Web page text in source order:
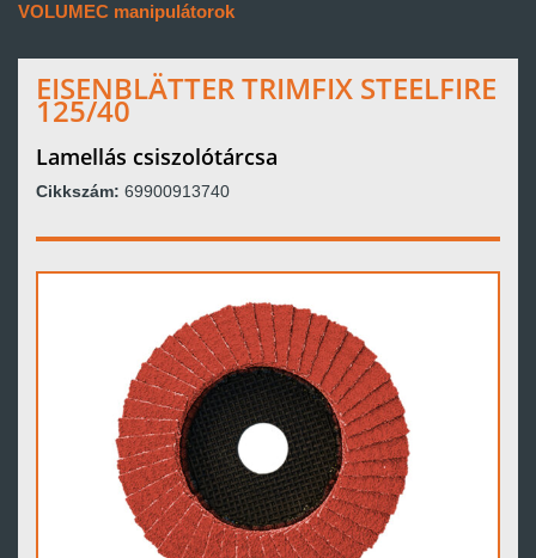
VOLUMEC manipulátorok
EISENBLÄTTER TRIMFIX STEELFIRE
125/40
Lamellás csiszolótárcsa
Cikkszám: 69900913740